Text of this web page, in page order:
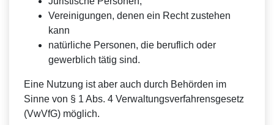
Vereinigungen, denen ein Recht zustehen
kann
natürliche Personen, die beruflich oder
gewerblich tätig sind.
Eine Nutzung ist aber auch durch Behörden im
Sinne von § 1 Abs. 4 Verwaltungsverfahrensgesetz
(VwVfG) möglich.